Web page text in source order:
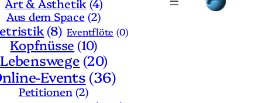
Art & Ästhetik (4)
Aus dem Space (2)
(8) Eventflöte (0)
Kopfnüsse (10)
Lebenswege (20)
Events (36)
Petitionen (2)